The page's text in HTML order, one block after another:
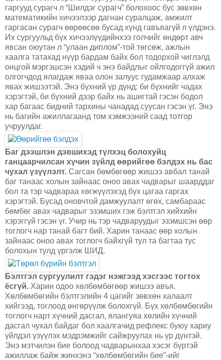
гаргууд сурагч л “Шилдэг сурагч” болохоос бус зөвхөн
математикийн хичээлээр дагнан суралцаж, амжилт
гаргасан сурагч өөрөөсөө бусад хүнд гавъяагүй л үлдэнэ.
Их сургуульд бүх хичээлүүдийнхээ голчийг өндөрт авч
явсан оюутан л “улаан диплом”-той төгсөж, ажлын
хаалга татахад нүүр бардам байх бол тодорхой чиглэлд
онцгой мэргэшсэн хэдий ч энэ байдлыг ойлгодоггүй ажил
олгогчдод ялагдаж яваа олон залуус гудамжаар алхаж
явах жишээтэй. Энэ бүхний үр дүнд: би бүхнийг чадах
хэрэгтэй, би бүхний дээр байх нь ашигтай гэсэн бодол
хар багаас бидний тархины чанадад суусан гэсэн үг. Энэ
нь багийн ажиллагаанд том хэмжээний саад тотгор
учруулдаг.
Баг дээшлэн дэвшихэд түлхэц болохуйц
ганцаарчилсан хүчин зүйлд өөрийгөө бэлдэх нь бас
чухал үзүүлэлт. Сагсан бөмбөгөөр жишээ авбал танай
баг танаас холын зайнаас оноо авах чадварыг шаарддаг
бол та тэр чадвараа хөгжүүлэхэд бүх цагаа гаргах
хэрэгтэй. Бусад оновчтой дамжуулалт өгөх, самбараас
бөмбөг авах чадварыг эзэмших гэж бэлтгэл хийхийн
хэрэггүй гэсэн үг. Учир нь тэр чадваруудыг эзэмшсэн өөр
тоглогч нар танай багт бий. Харин танаас өөр холын
зайнаас оноо авах тоглогч байхгүй тул та багтаа тус
болохын тулд үргэлж ШИД.
Бэлтгэл сургуулилт гэдэг нэжгээд хэсгээс тогтох
ёсгүй. Харин одоо хөлбөмбөгөөр жишээ авъя.
Хөлбөмбөгийн бэлтгэлийн 4 цагийг зөвхөн халаалт
хийгээд, тоглоод өнгөрүүлж болохгүй. Бүх хөлбөмбөгийн
тоглогч нарт хүчний дасгал, ялангуяа хөлийн хүчний
дасгал чухал байдаг бол хаалгачид рефлекс буюу хариу
үйлдэл үзүүлэх мэдрэмжийг сайжруулах нь үр дүнтэй.
Энэ мэтчилэн бие болоод чадварынхаа хэсэг бүртэй
ажиллаж байж жинхэнэ “хөлбөмбөгийн бие”-ийг